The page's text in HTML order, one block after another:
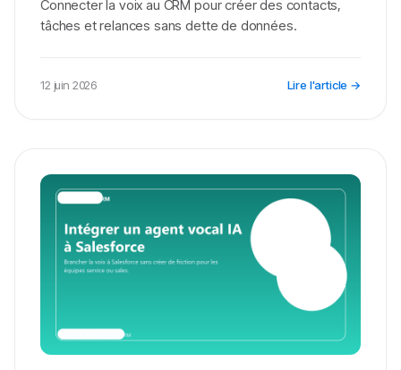
Connecter la voix au CRM pour créer des contacts,
tâches et relances sans dette de données.
12 juin 2026 Lire l'article →